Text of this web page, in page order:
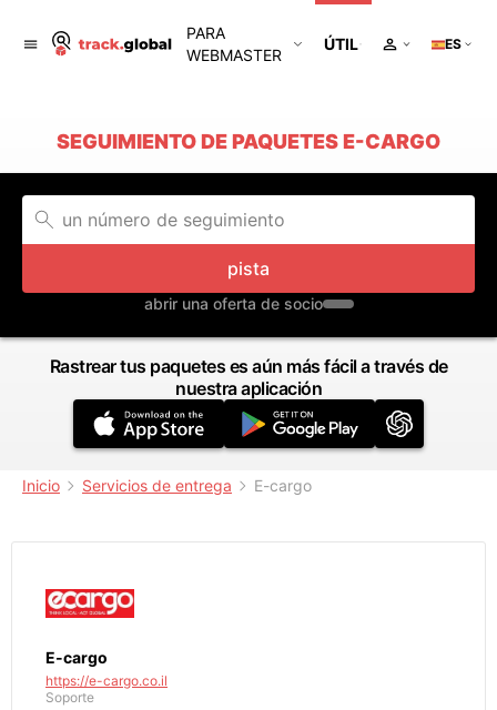
PARA
WEBMASTER
ÚTIL ES
SEGUIMIENTO DE PAQUETES E-CARGO
pista
abrir una oferta de socio
Rastrear tus paquetes es aún más fácil a través de
nuestra aplicación
Inicio Servicios de entrega E-cargo
E-cargo
https://e-cargo.co.il
Soporte